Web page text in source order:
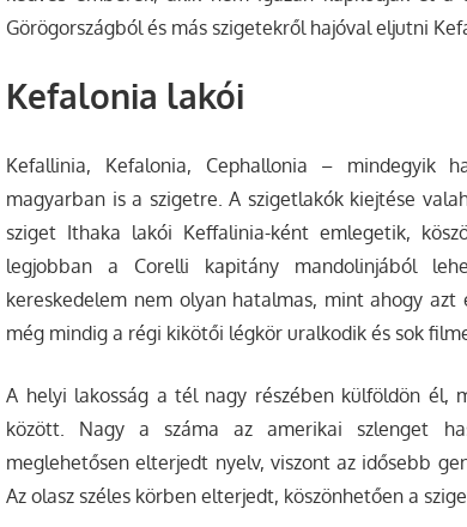
Görögországból és más szigetekről hajóval eljutni
Kefalonia lakói
Kefallinia, Kefalonia, Cephallonia – mindegyik
magyarban is a szigetre. A szigetlakók kiejtése
sziget Ithaka lakói Keffalinia-ként emlegetik,
legjobban a Corelli kapitány mandolinjából
kereskedelem nem olyan hatalmas, mint ahogy
még mindig a régi kikötői légkör uralkodik és sok
A helyi lakosság a tél nagy részében külföldön él,
között. Nagy a száma az amerikai szlenget
meglehetősen elterjedt nyelv, viszont az idősebb
Az olasz széles körben elterjedt, köszönhetően a